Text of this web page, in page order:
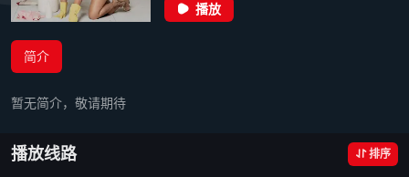
播放
简介
暂无简介，敬请期待
播放线路 排序